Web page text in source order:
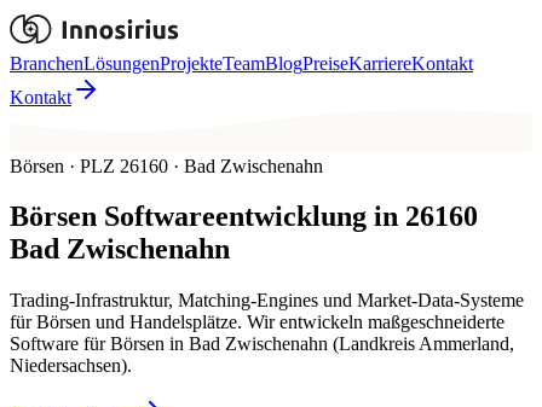
BranchenLösungenProjekteTeamBlogPreiseKarriereKontakt
Kontakt
Börsen · PLZ 26160 · Bad Zwischenahn
Börsen Softwareentwicklung in 26160
Bad Zwischenahn
Trading-Infrastruktur, Matching-Engines und Market-Data-Systeme
für Börsen und Handelsplätze. Wir entwickeln maßgeschneiderte
Software für Börsen in Bad Zwischenahn (Landkreis Ammerland,
Niedersachsen).